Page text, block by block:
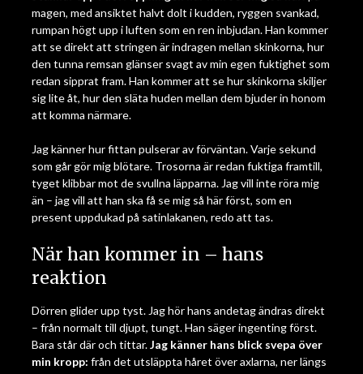
magen, med ansiktet halvt dolt i kudden, ryggen svankad,
rumpan högt upp i luften som en ren inbjudan. Han kommer
att se direkt att stringen är indragen mellan skinkorna, hur
den tunna remsan glänser svagt av min egen fuktighet som
redan sipprat fram. Han kommer att se hur skinkorna skiljer
sig lite åt, hur den släta huden mellan dem bjuder in honom
att komma närmare.
Jag känner hur fittan pulserar av förväntan. Varje sekund
som går gör mig blötare. Trosorna är redan fuktiga framtill,
tyget klibbar mot de svullna läpparna. Jag vill inte röra mig
än – jag vill att han ska få se mig så här först, som en
present uppdukad på satinlakanen, redo att tas.
När han kommer in – hans
reaktion
Dörren glider upp tyst. Jag hör hans andetag ändras direkt
– från normalt till djupt, tungt. Han säger ingenting först.
Bara står där och tittar.Jag känner hans blick svepa över
min kropp: från det utsläppta håret över axlarna, ner längs